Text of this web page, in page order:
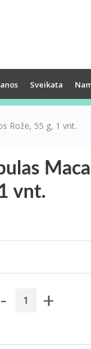
Sveikata
Rožė, 55 g, 1 vnt.
vnt.
- +